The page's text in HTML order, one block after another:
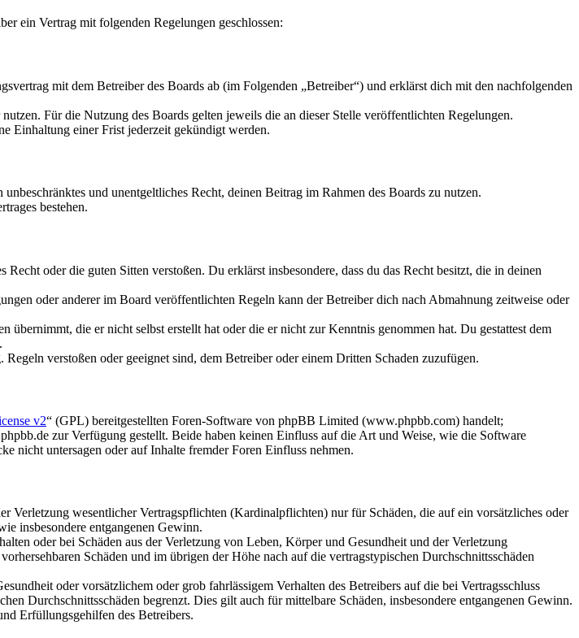
ein Vertrag mit folgenden Regelungen geschlossen:
mit dem Betreiber des Boards ab (im Folgenden „Betreiber“) und erklärst dich mit den nachfolgenden
Für die Nutzung des Boards gelten jeweils die an dieser Stelle veröffentlichten Regelungen.
Einhaltung einer Frist jederzeit gekündigt werden.
und unentgeltliches Recht, deinen Beitrag im Rahmen des Boards zu nutzen.
bestehen.
oder die guten Sitten verstoßen. Du erklärst insbesondere, dass du das Recht besitzt, die in deinen
oder anderer im Board veröffentlichten Regeln kann der Betreiber dich nach Abmahnung zeitweise oder
die er nicht selbst erstellt hat oder die er nicht zur Kenntnis genommen hat. Du gestattest dem
verstoßen oder geeignet sind, dem Betreiber oder einem Dritten Schaden zuzufügen.
v2“ (GPL) bereitgestellten Foren-Software von phpBB Limited (www.phpbb.com) handelt;
zur Verfügung gestellt. Beide haben keinen Einfluss auf die Art und Weise, wie die Software
nicht untersagen oder auf Inhalte fremder Foren Einfluss nehmen.
wesentlicher Vertragspflichten (Kardinalpflichten) nur für Schäden, die auf ein vorsätzliches oder
insbesondere entgangenen Gewinn.
oder bei Schäden aus der Verletzung von Leben, Körper und Gesundheit und der Verletzung
Schäden und im übrigen der Höhe nach auf die vertragstypischen Durchschnittsschäden
oder vorsätzlichem oder grob fahrlässigem Verhalten des Betreibers auf die bei Vertragsschluss
Durchschnittsschäden begrenzt. Dies gilt auch für mittelbare Schäden, insbesondere entgangenen Gewinn.
Erfüllungsgehilfen des Betreibers.